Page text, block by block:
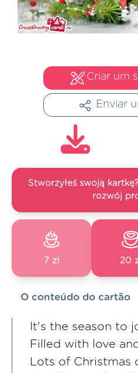
Criar um
Enviar
Stworzyłeś swoją
rozwój
7 zł 20
O conteúdo do cartão
It's the season to
Filled with love
Lots of Christmas